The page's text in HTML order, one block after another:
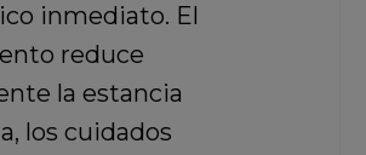
inmediato. El
reduce
la estancia
los cuidados